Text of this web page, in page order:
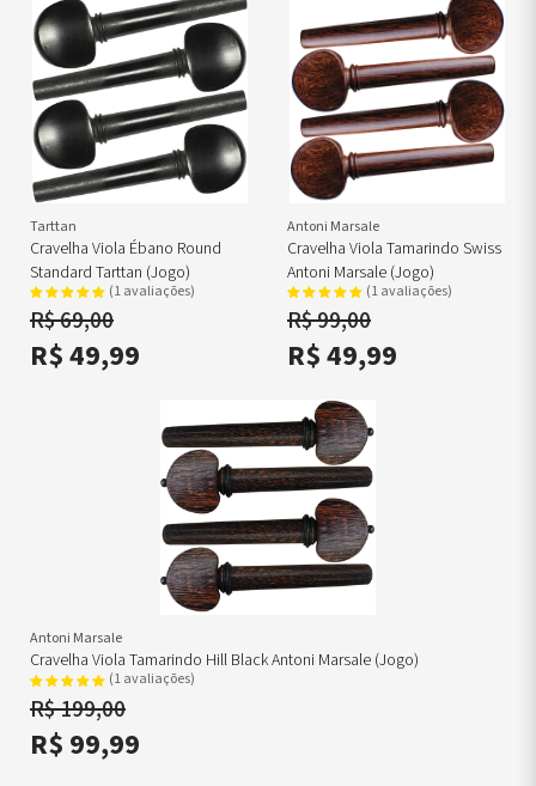
Tarttan
Cravelha Viola Ébano Round
Standard Tarttan (jogo)
(1 avaliações)
R$ 69,00
R$ 49,99
Antoni Marsale
Cravelha Viola Tamarindo Swiss
Antoni Marsale (Jogo)
(1 avaliações)
R$ 99,00
R$ 49,99
Antoni Marsale
Cravelha Viola Tamarindo Hill Black Antoni Marsale (jogo)
(1 avaliações)
R$ 199,00
R$ 99,99